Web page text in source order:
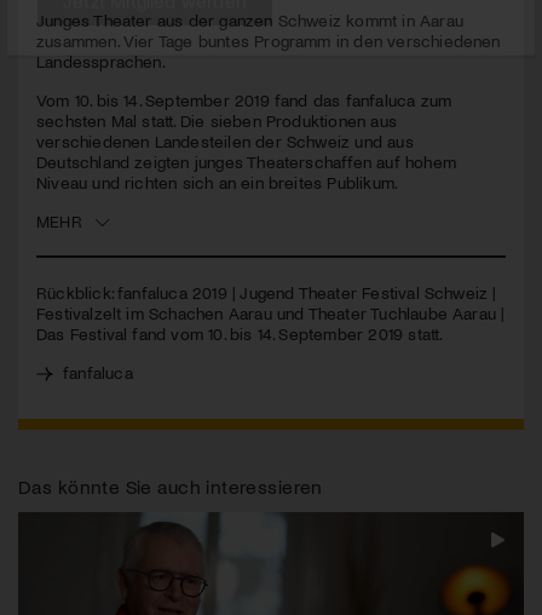
seconds
Junges Theater aus der ganzen Schweiz kommt in Aarau
zusammen. Vier Tage buntes Programm in den verschiedenen
Landessprachen.
Vom 10. bis 14. September 2019 fand das fanfaluca zum
sechsten Mal statt. Die sieben Produktionen aus
verschiedenen Landesteilen der Schweiz und aus
Deutschland zeigten junges Theaterschaffen auf hohem
Niveau und richten sich an ein breites Publikum.
MEHR
Rückblick: fanfaluca 2019 | Jugend Theater Festival Schweiz |
Festivalzelt im Schachen Aarau und Theater Tuchlaube Aarau |
Das Festival fand vom 10. bis 14. September 2019 statt.
fanfaluca
Das könnte Sie auch interessieren
Jetzt Mitglied werden